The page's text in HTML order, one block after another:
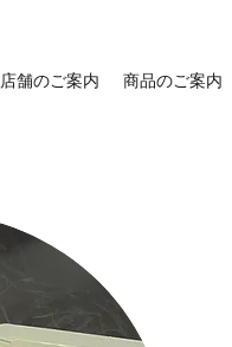
店舗のご案内 商品のご案内